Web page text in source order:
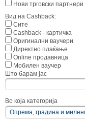
Нови трговски партнери
Вид на Cashback:
Сите
Cashback - картичка
Оригинални ваучери
Директно плаќање
Online продавница
Мобилен ваучер
Што барам јас
Во која категорија